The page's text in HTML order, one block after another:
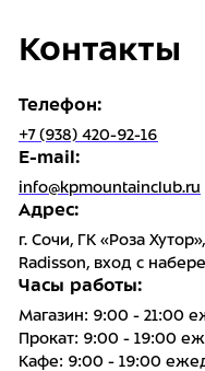
Контакты
Телефон:
+7 (938) 420-92-16
E-mail:
info@kpmountainclub.ru
Адрес:
г. Сочи, ГК «Роза
Radisson, вход с
Часы работы:
Магазин: 9:00 - 21:00
Прокат: 9:00 - 19:00
Кафе: 9:00 - 19:00